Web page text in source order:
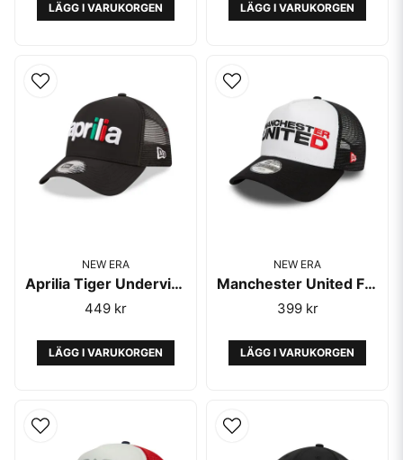
Köp din New Era trucker keps hos Kepsmagasinet – snabb leverans
LÄGG I VARUKORGEN LÄGG I VARUKORGEN
NEW ERA
Aprilia Tiger Undervisor Black EF Trucker Black - New Era
449 kr
LÄGG I VARUKORGEN
NEW ERA
Manchester United FC Youth Wordmark Black E-Frame 9FORTY Trucker Cap
399 kr
LÄGG I VARUKORGEN